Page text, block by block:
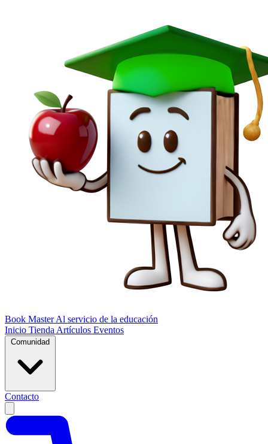
Book Master Al servicio de la educación
Inicio Tienda Artículos Eventos
Comunidad
Contacto